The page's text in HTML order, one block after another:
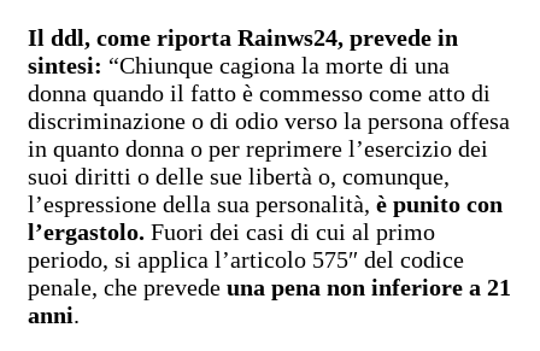
Il ddl, come riporta Rainws24, prevede in
sintesi: “Chiunque cagiona la morte di una
donna quando il fatto è commesso come atto di
discriminazione o di odio verso la persona offesa
in quanto donna o per reprimere l’esercizio dei
suoi diritti o delle sue libertà o, comunque,
l’espressione della sua personalità, è punito con
l’ergastolo. Fuori dei casi di cui al primo
periodo, si applica l’articolo 575″ del codice
penale, che prevede una pena non inferiore a 21
anni.